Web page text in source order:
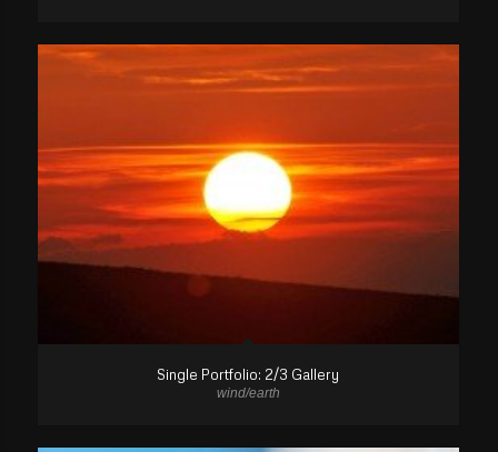
Single Portfolio: 2/3 Gallery
wind/earth